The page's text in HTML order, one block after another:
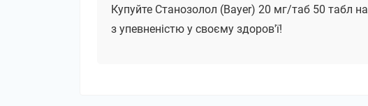
Купуйте Станозолол (Bayer) 20 мг/таб 50 табл
з упевненістю у своєму здоров'ї!